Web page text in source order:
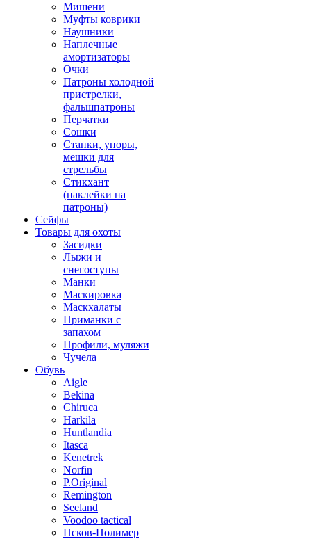
Мишени
Муфты коврики
Наушники
Наплечные
амортизаторы
Очки
Патроны холодной
пристрелки,
фальшпатроны
Перчатки
Сошки
Станки, упоры,
мешки для
стрельбы
Стикхант
(наклейки на
патроны)
Сейфы
Товары для охоты
Засидки
Лыжи и
снегоступы
Манки
Маскировка
Маскхалаты
Приманки с
запахом
Профили, муляжи
Чучела
Обувь
Aigle
Bekina
Chiruсa
Harkila
Huntlandia
Itasca
Kenetrek
Norfin
P.Original
Remington
Seeland
Voodoo tactical
Псков-Полимер